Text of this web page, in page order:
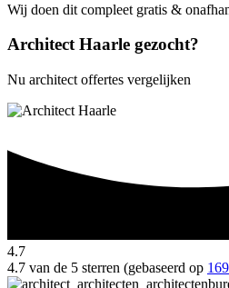
Wij doen dit compleet gratis &
Architect Haarle gezocht?
Nu architect offertes vergelijken
4.7
4.7 van de 5 sterren (gebaseerd op